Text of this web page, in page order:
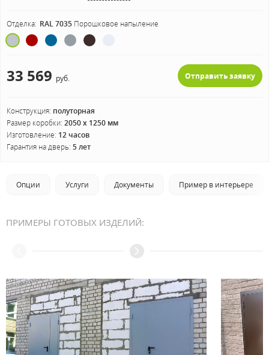
Отделка: RAL 7035 Порошковое напыление
33 569 руб. Отправить заявку
Конструкция: полуторная
Размер коробки: 2050 х 1250 мм
Изготовление: 12 часов
Гарантия на дверь: 5 лет
Опции Услуги Документы Пример в интерьере
ПРИМЕРЫ ГОТОВЫХ ИЗДЕЛИЙ: